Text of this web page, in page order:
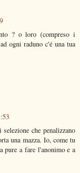
? o loro (compreso i
ogni raduno c'é una tua
che penalizzano
una mazza. Io, come tu
pure a fare l'anonimo e a